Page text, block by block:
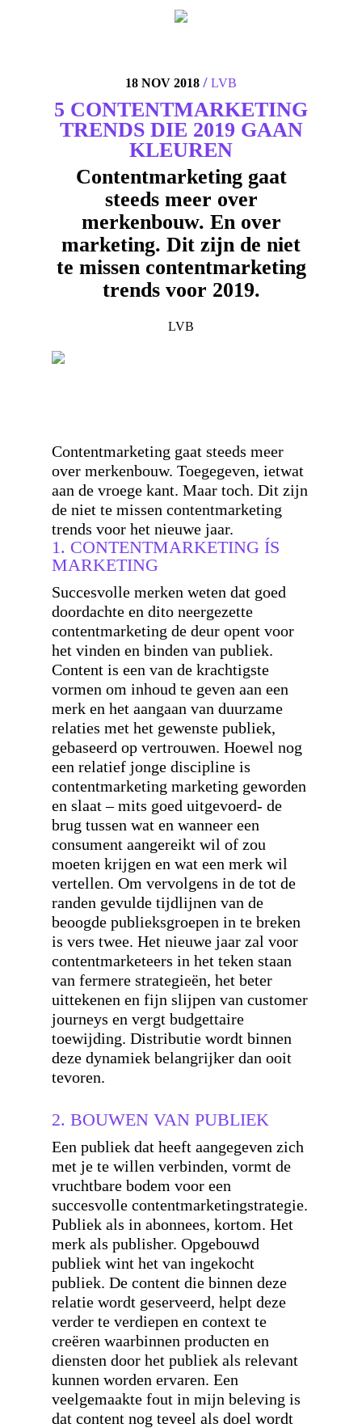
18 NOV 2018 / LVB
5 CONTENTMARKETING
TRENDS DIE 2019 GAAN
KLEUREN
Contentmarketing gaat
steeds meer over
merkenbouw. En over
marketing. Dit zijn de niet
te missen contentmarketing
trends voor 2019.
LVB
Contentmarketing gaat steeds meer
over merkenbouw. Toegegeven, ietwat
aan de vroege kant. Maar toch. Dit zijn
de niet te missen contentmarketing
trends voor het nieuwe jaar.
1. CONTENTMARKETING ÍS
MARKETING
Succesvolle merken weten dat goed
doordachte en dito neergezette
contentmarketing de deur opent voor
het vinden en binden van publiek.
Content is een van de krachtigste
vormen om inhoud te geven aan een
merk en het aangaan van duurzame
relaties met het gewenste publiek,
gebaseerd op vertrouwen. Hoewel nog
een relatief jonge discipline is
contentmarketing marketing geworden
en slaat – mits goed uitgevoerd- de
brug tussen wat en wanneer een
consument aangereikt wil of zou
moeten krijgen en wat een merk wil
vertellen. Om vervolgens in de tot de
randen gevulde tijdlijnen van de
beoogde publieksgroepen in te breken
is vers twee. Het nieuwe jaar zal voor
contentmarketeers in het teken staan
van fermere strategieën, het beter
uittekenen en fijn slijpen van customer
journeys en vergt budgettaire
toewijding. Distributie wordt binnen
deze dynamiek belangrijker dan ooit
tevoren.
2. BOUWEN VAN PUBLIEK
Een publiek dat heeft aangegeven zich
met je te willen verbinden, vormt de
vruchtbare bodem voor een
succesvolle contentmarketingstrategie.
Publiek als in abonnees, kortom. Het
merk als publisher. Opgebouwd
publiek wint het van ingekocht
publiek. De content die binnen deze
relatie wordt geserveerd, helpt deze
verder te verdiepen en context te
creëren waarbinnen producten en
diensten door het publiek als relevant
kunnen worden ervaren. Een
veelgemaakte fout in mijn beleving is
dat content nog teveel als doel wordt